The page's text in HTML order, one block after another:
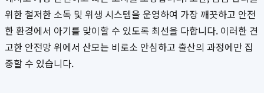
위한 철저한 소독 및 위생 시스템을 운영하여 가장 깨끗하고 안전
한 환경에서 아기를 맞이할 수 있도록 최선을 다합니다. 이러한 견
고한 안전망 위에서 산모는 비로소 안심하고 출산의 과정에만 집
중할 수 있습니다.